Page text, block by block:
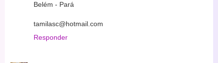
Belém - Pará
tamilasc@hotmail.com
Responder